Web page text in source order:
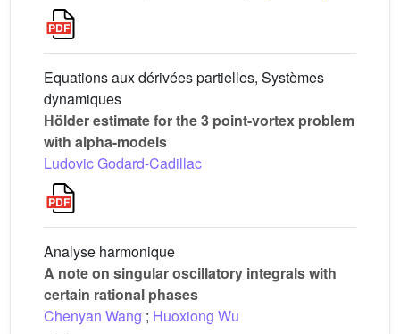
Equations aux dérivées partielles, Systèmes
dynamiques
Hölder estimate for the 3 point-vortex problem
with alpha-models
Ludovic Godard-Cadillac
Analyse harmonique
A note on singular oscillatory integrals with
certain rational phases
Chenyan Wang ; Huoxiong Wu